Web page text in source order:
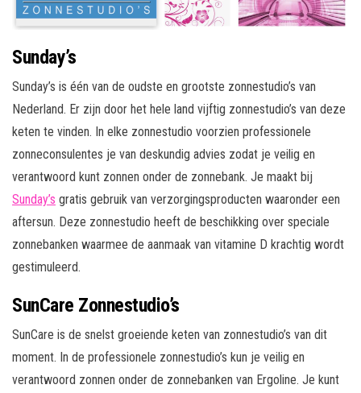
Sunday’s
Sunday’s is één van de oudste en grootste zonnestudio’s van
Nederland. Er zijn door het hele land vijftig zonnestudio’s van deze
keten te vinden. In elke zonnestudio voorzien professionele
zonneconsulentes je van deskundig advies zodat je veilig en
verantwoord kunt zonnen onder de zonnebank. Je maakt bij
Sunday’s gratis gebruik van verzorgingsproducten waaronder een
aftersun. Deze zonnestudio heeft de beschikking over speciale
zonnebanken waarmee de aanmaak van vitamine D krachtig wordt
gestimuleerd.
SunCare Zonnestudio’s
SunCare is de snelst groeiende keten van zonnestudio’s van dit
moment. In de professionele zonnestudio’s kun je veilig en
verantwoord zonnen onder de zonnebanken van Ergoline. Je kunt